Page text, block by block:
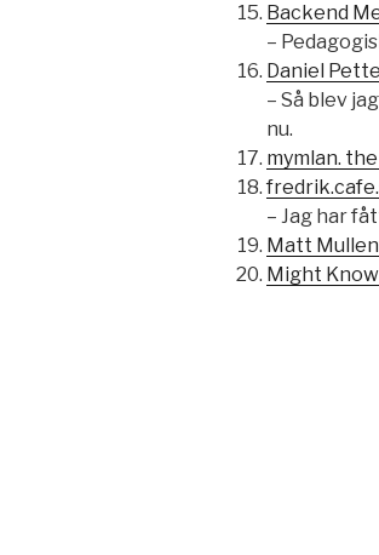
Backend
–
Daniel
– Så blev
nu.
mymlan.
– Jag har
Matt
Might